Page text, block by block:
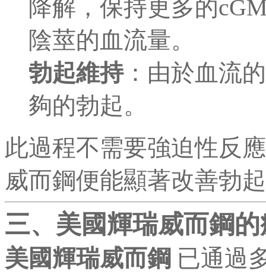
降解，保持更多的
陰莖的血流量。
勃起維持：由於血流
夠的勃起。
此過程不需要強迫性反
威而鋼便能顯著改善勃
三、美國輝瑞威而鋼
美國輝瑞威而鋼 已通過